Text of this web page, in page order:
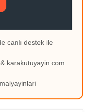
canlı destek ile
karakutuyayin.com